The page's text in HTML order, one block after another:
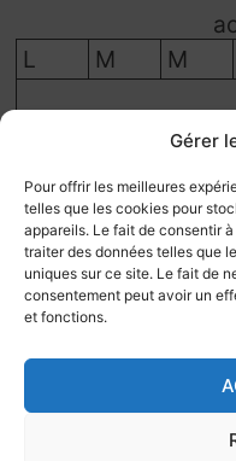
Gérer
Pour offrir les meilleures
telles que les cookies pour
appareils. Le fait de consentir
traiter des données telles que
uniques sur ce site. Le fait de
consentement peut avoir un
et fonctions.
L
M M
5
10
11 12
17
18 19
24
25 26
31